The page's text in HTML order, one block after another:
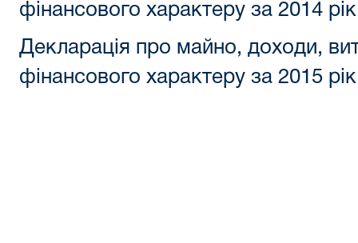
фінансового характеру за 2014
Декларація про майно, доходи,
фінансового характеру за 201 5